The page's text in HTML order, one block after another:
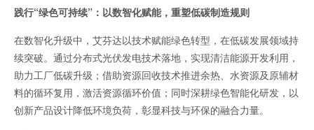
践行“绿色可持续”：以数智化赋能，重塑低碳制造规则
在数智化升级中，艾芬达以技术赋能绿色转型，在低碳发展领域持
续突破。通过分布式光伏发电技术落地，实现清洁能源开发利用，
助力工厂低碳升级；借助资源回收技术推进余热、水资源及原辅材
料的循环复用，激活资源循环价值；同时深耕绿色智能化研发，以
创新产品设计降低环境负荷，彰显科技与环保的融合力量。